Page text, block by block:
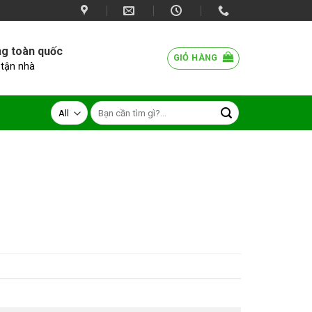
toàn quốc
nhà
GIỎ HÀNG